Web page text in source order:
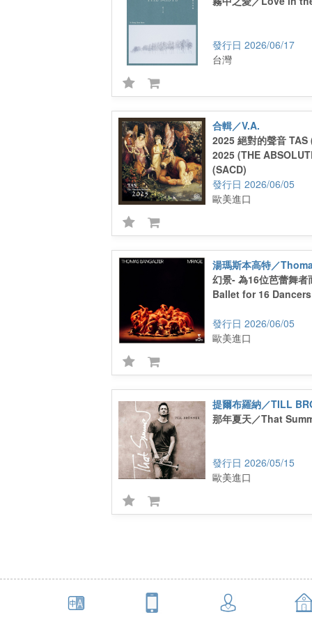
2026/06/17
台灣
合輯／V.A.
2025 絕對的聲音 TAS
2025 (THE
(SACD)
2026/06/05
歐美進口
湯瑪斯本高特／
幻景- 為16位芭蕾舞
Ballet for 16
2026/06/05
歐美進口
提爾布羅納／TILL
那年夏天／That
2026/05/15
歐美進口